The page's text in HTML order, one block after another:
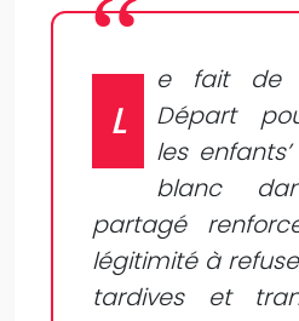
L
e fait de
Départ
les
blanc
partagé
légitimité à
tardives et